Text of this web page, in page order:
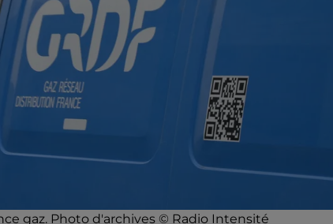
gaz. Photo d'archives © Radio Intensité